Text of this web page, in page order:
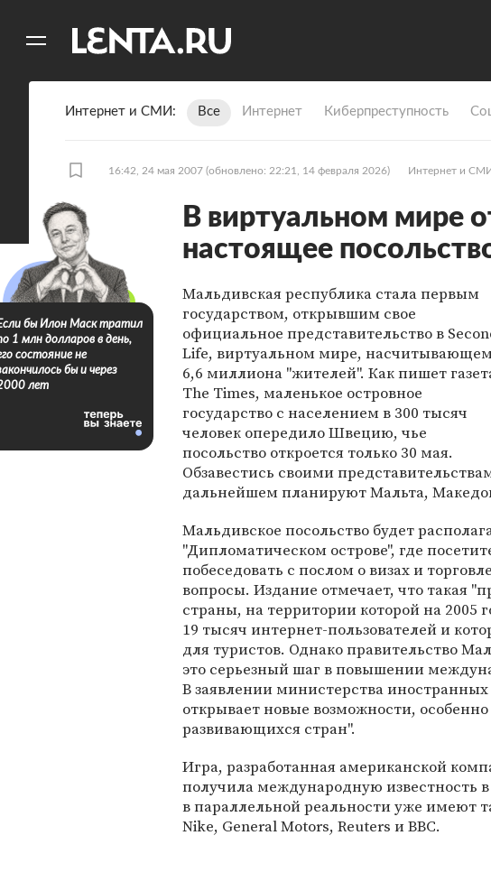
Интернет и СМИ Все Интернет Киберпреступность
16:42, 24 мая 2007 (обновлено: 22:21, 14 февраля 2026) Интернет и
В виртуальном мире
настоящее
Мальдивская республика стала первым
государством, открывшим свое
официальное представительство в
Life, виртуальном мире,
6,6 миллиона "жителей". Как пишет
The Times, маленькое островное
государство с населением в 300 тысяч
человек опередило Швецию, чье
посольство откроется только 30 мая.
Обзавестись своими
дальнейшем планируют Мальта,
Мальдивское посольство будет
"Дипломатическом острове", где
побеседовать с послом о визах и
вопросы. Издание отмечает, что такая
страны, на территории которой на 2005
19 тысяч интернет-пользователей и
для туристов. Однако правительство
это серьезный шаг в повышении
В заявлении министерства иностранных
открывает новые возможности,
развивающихся стран".
Игра, разработанная американской
получила международную известность
в параллельной реальности уже имеют
Nike, General Motors, Reuters и BBC.
бы Илон Маск тратил
1 млн долларов в день,
состояние не
бы и через
лет